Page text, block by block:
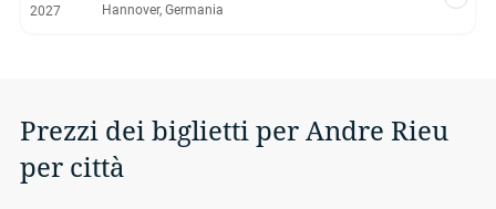
2027
Hannover, Germania
Prezzi dei biglietti per Andre Rieu
per città